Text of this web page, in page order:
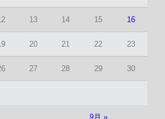
13 14 15 16
20 21 22 23
27 28 29 30
9月 »